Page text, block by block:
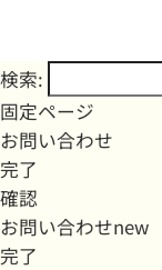
検索:
固定ページ
お問い合わせ
完了
確認
お問い合わせnew
完了